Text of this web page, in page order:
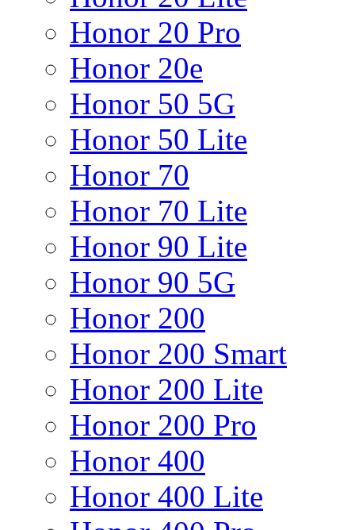
Honor 20 Pro
Honor 20e
Honor 50 5G
Honor 50 Lite
Honor 70
Honor 70 Lite
Honor 90 Lite
Honor 90 5G
Honor 200
Honor 200 Smart
Honor 200 Lite
Honor 200 Pro
Honor 400
Honor 400 Lite